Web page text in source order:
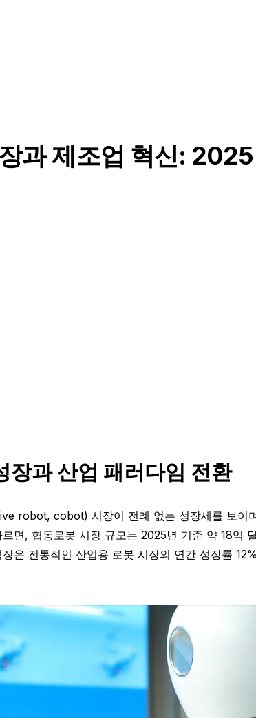
과 제조업 혁신:
장과 산업 패러다임 전환
robot, cobot) 시장이 전례 없는 성장세를 보이
면, 협동로봇 시장 규모는 2025년 기준 약 18억
은 전통적인 산업용 로봇 시장의 연간 성장률